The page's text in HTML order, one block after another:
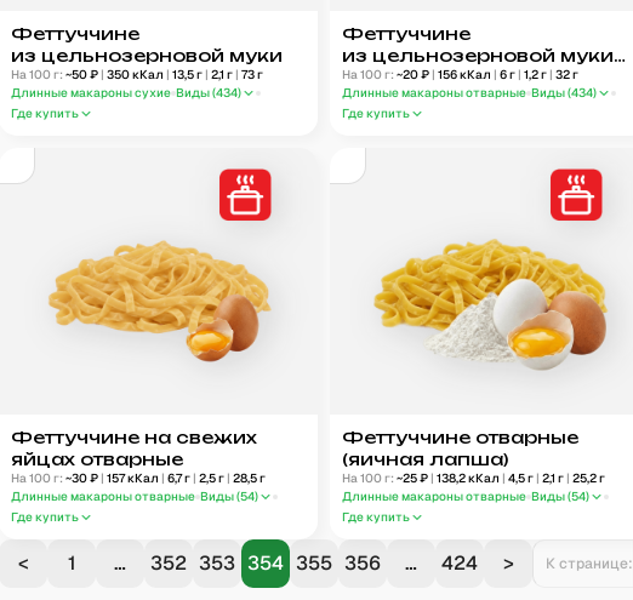
Феттуччине
из цельнозерновой муки
На 100 г: ~50₽ | 350кКал | 13,5г | 2,1 г | 73г
Длинные макароны сухие Виды (434)
Где купить
Феттуччине
из цельнозерновой муки
отварные
На 100 г: ~20₽ | 156кКал | 6г | 1,2г | 32г
Длинные макароны отварные Виды (434)
Где купить
Феттуччине на свежих
яйцах отварные
На 100 г: ~30₽ | 157кКал | 6,7г | 2,5г | 28,5г
Длинные макароны отварные Виды (54)
Где купить
Феттуччине отварные
(яичная лапша)
На 100 г: ~25₽ | 138,2кКал | 4,5г | 2,1 г | 25,2г
Длинные макароны отварные Виды (54)
Где купить
< 1 … 352 353 354 355 356 … 424 > К странице: